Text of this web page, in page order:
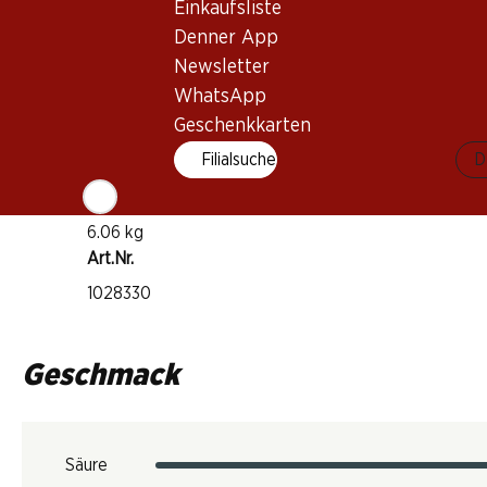
Einkaufsliste
Denner App
Newsletter
WhatsApp
Geschenkkarten
Filialsuche
Trinktemperatur
CO2-Fussabdruck
6.06 kg
Art.Nr.
1028330
Geschmack
Säure